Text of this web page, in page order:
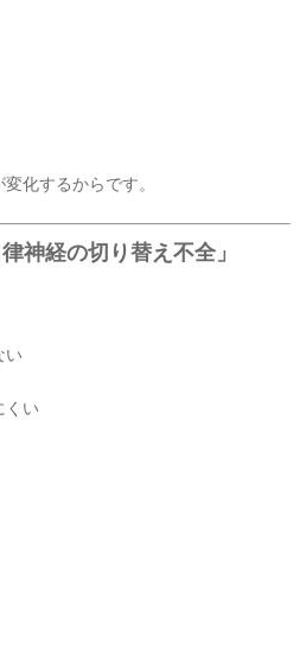
化するからです。
神経の切り替え不全」
い
くい